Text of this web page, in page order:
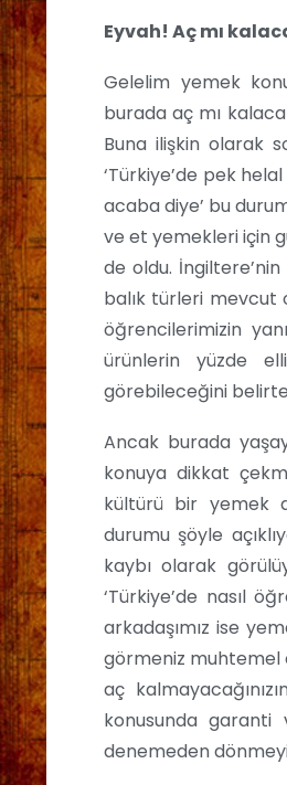
Eyvah! Aç mı
Gelelim yemek
burada aç mı
Buna ilişkin olarak
‘Türkiye’de pek
acaba diye’ bu
ve et yemekleri için
de oldu.
balık türleri mevcut
öğrencilerimizin
ürünlerin yüzde
görebileceğini
Ancak burada
konuya dikkat
kültürü bir yemek
durumu şöyle
kaybı olarak
‘Türkiye’de nasıl
arkadaşımız ise
görmeniz muhtemel
aç
konusunda garanti
denemeden